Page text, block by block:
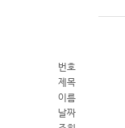
번호
제목
이름
날짜